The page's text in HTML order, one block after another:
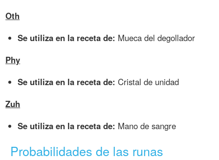
Oth
Se utiliza en la receta de: Mueca del degollador
Phy
Se utiliza en la receta de: Cristal de unidad
Zuh
Se utiliza en la receta de: Mano de sangre
Probabilidades de las runas